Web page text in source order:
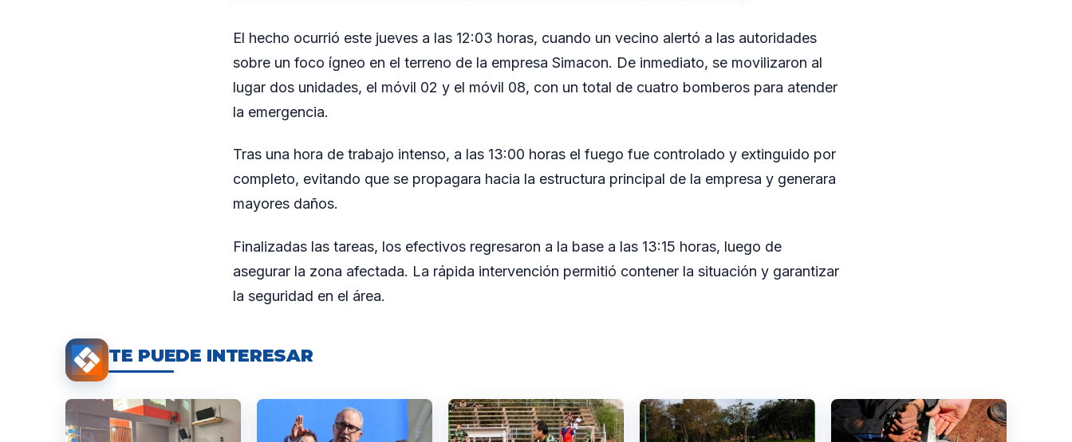
El hecho ocurrió este jueves a las 12:03 horas, cuando un vecino alertó a las autoridades
sobre un foco ígneo en el terreno de la empresa Simacon. De inmediato, se movilizaron al
lugar dos unidades, el móvil 02 y el móvil 08, con un total de cuatro bomberos para atender
la emergencia.
Tras una hora de trabajo intenso, a las 13:00 horas el fuego fue controlado y extinguido por
completo, evitando que se propagara hacia la estructura principal de la empresa y generara
mayores daños.
Finalizadas las tareas, los efectivos regresaron a la base a las 13:15 horas, luego de
asegurar la zona afectada. La rápida intervención permitió contener la situación y garantizar
la seguridad en el área.
TE PUEDE INTERESAR